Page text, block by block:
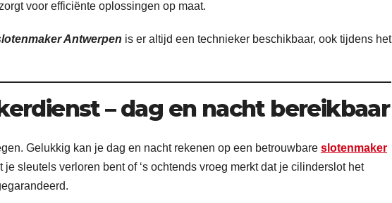
voor efficiënte oplossingen op maat.
Antwerpen is er altijd een technieker beschikbaar, ook tijdens het
– dag en nacht bereikbaar
Gelukkig kan je dag en nacht rekenen op een betrouwbare slotenmaker
je sleutels verloren bent of ‘s ochtends vroeg merkt dat je cilinderslot het